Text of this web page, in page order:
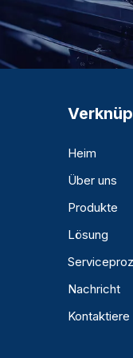
Heim
Über uns
Produkte
Lösung
Nachricht
Kontaktiere